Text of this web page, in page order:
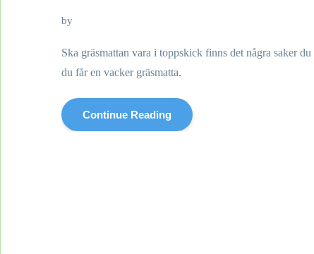
by
Ska gräsmattan vara i toppskick finns det några saker
du får en vacker gräsmatta.
Continue Reading